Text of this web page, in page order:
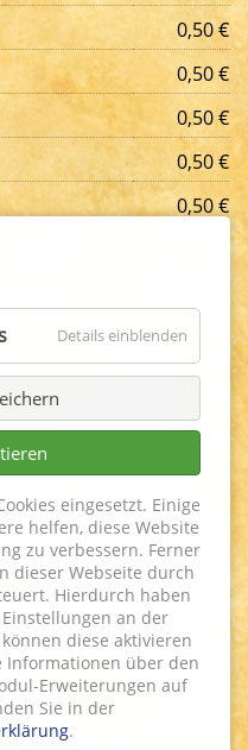
0,50 €
0,50 €
0,50 €
0,50 €
0,50 €
0,50 €
0,50 €
Stück
2,50 €
4,50 €
Details einblenden
eingesetzt. Einige
helfen, diese Website
zu verbessern. Ferner
dieser Webseite durch
Hierdurch haben
an der
diese aktivieren
Informationen über den
Erweiterungen auf
Sie in der
.